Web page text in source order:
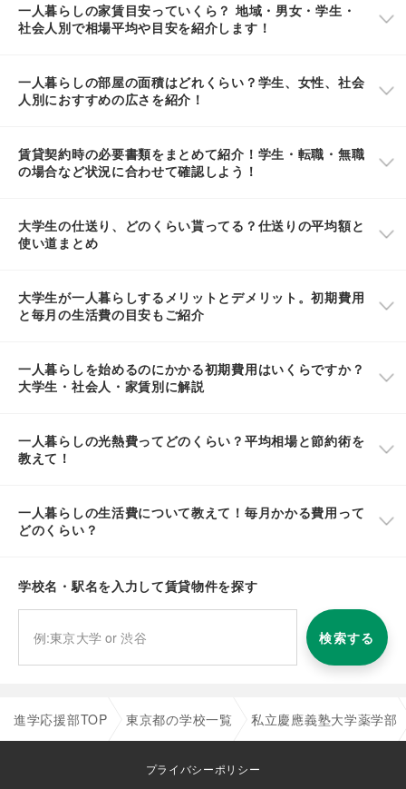
一人暮らしの家賃目安っていくら？ 地域・男女・学生・
社会人別で相場平均や目安を紹介します！
一人暮らしの部屋の面積はどれくらい？学生、女性、社会
人別におすすめの広さを紹介！
賃貸契約時の必要書類をまとめて紹介！学生・転職・無職
の場合など状況に合わせて確認しよう！
大学生の仕送り、どのくらい貰ってる？仕送りの平均額と
使い道まとめ
大学生が一人暮らしするメリットとデメリット。初期費用
と毎月の生活費の目安もご紹介
一人暮らしを始めるのにかかる初期費用はいくらですか？
大学生・社会人・家賃別に解説
一人暮らしの光熱費ってどのくらい？平均相場と節約術を
教えて！
一人暮らしの生活費について教えて！毎月かかる費用って
どのくらい？
学校名・駅名を入力して賃貸物件を探す
検索する
進学応援部TOP 東京都の学校一覧 私立慶應義塾大学薬学部
プライバシーポリシー